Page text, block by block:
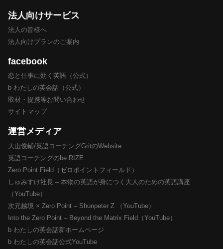
法人向けサービス
法人の皆様へ
法人向けプランのご案内
facebook
恋と仕事に効く英語（公式）
b わたしの英会話（公式）
取材・提携等お問い合わせ
サイトマップ
運営メディア
大山俊輔/英語コーチングGritのWebsite
英語コーチングのbe:RIZE
Zero Point Field（ゼロポイントフィールド）
しゅみすけ社長 – 本物の英語が身につく大人のための英語講座
（YouTube）
次元越境 × Zero Point – Shunpeter Z （YouTube）
Into the Zero Point – Beyond the Matrix Field（YouTube）
b わたしの英会話新ホームページ
b わたしの英会話公式YouTube